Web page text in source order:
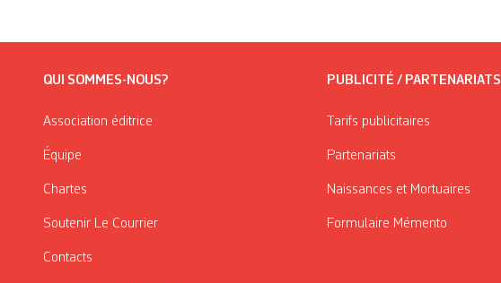
QUI SOMMES-NOUS?
Association éditrice
Équipe
Chartes
Soutenir Le Courrier
Contacts
PUBLICITÉ / PARTENARIATS
Tarifs publicitaires
Partenariats
Naissances et Mortuaires
Formulaire Mémento